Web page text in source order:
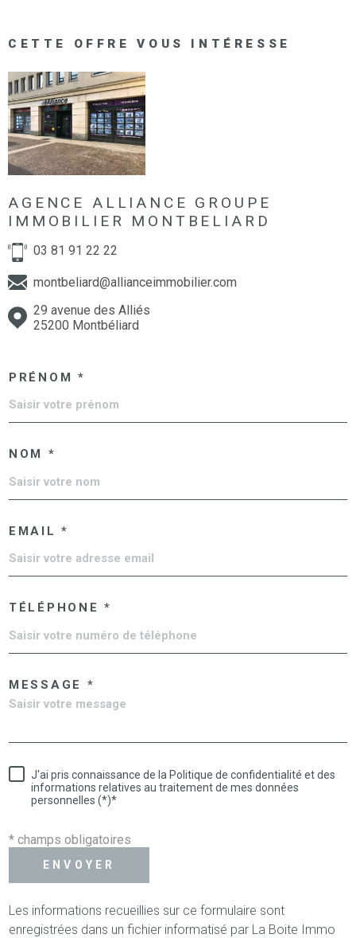
CETTE OFFRE VOUS INTÉRESSE
AGENCE ALLIANCE GROUPE
IMMOBILIER MONTBELIARD
03 81 91 22 22
montbeliard@allianceimmobilier.com
29 avenue des Alliés
25200 Montbéliard
PRÉNOM *
NOM *
EMAIL *
TÉLÉPHONE *
MESSAGE *
J'ai pris connaissance de la Politique de confidentialité et des
informations relatives au traitement de mes données
personnelles (*)*
* champs obligatoires
ENVOYER
Les informations recueillies sur ce formulaire sont
enregistrées dans un fichier informatisé par La Boite Immo